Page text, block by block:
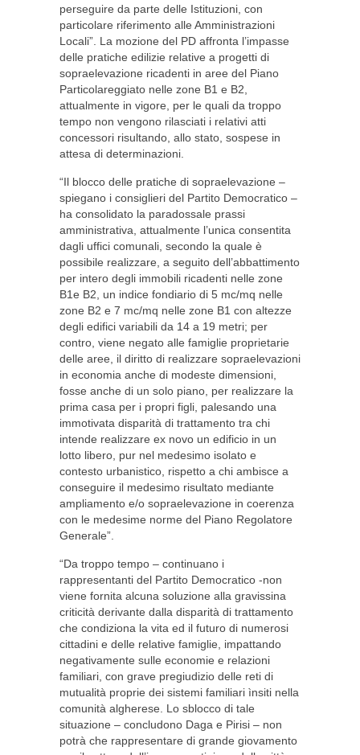
perseguire da parte delle Istituzioni, con
particolare riferimento alle Amministrazioni
Locali”. La mozione del PD affronta l’impasse
delle pratiche edilizie relative a progetti di
sopraelevazione ricadenti in aree del Piano
Particolareggiato nelle zone B1 e B2,
attualmente in vigore, per le quali da troppo
tempo non vengono rilasciati i relativi atti
concessori risultando, allo stato, sospese in
attesa di determinazioni.
“Il blocco delle pratiche di sopraelevazione –
spiegano i consiglieri del Partito Democratico –
ha consolidato la paradossale prassi
amministrativa, attualmente l’unica consentita
dagli uffici comunali, secondo la quale è
possibile realizzare, a seguito dell’abbattimento
per intero degli immobili ricadenti nelle zone
B1e B2, un indice fondiario di 5 mc/mq nelle
zone B2 e 7 mc/mq nelle zone B1 con altezze
degli edifici variabili da 14 a 19 metri; per
contro, viene negato alle famiglie proprietarie
delle aree, il diritto di realizzare sopraelevazioni
in economia anche di modeste dimensioni,
fosse anche di un solo piano, per realizzare la
prima casa per i propri figli, palesando una
immotivata disparità di trattamento tra chi
intende realizzare ex novo un edificio in un
lotto libero, pur nel medesimo isolato e
contesto urbanistico, rispetto a chi ambisce a
conseguire il medesimo risultato mediante
ampliamento e/o sopraelevazione in coerenza
con le medesime norme del Piano Regolatore
Generale”.
“Da troppo tempo – continuano i
rappresentanti del Partito Democratico -non
viene fornita alcuna soluzione alla gravissina
criticità derivante dalla disparità di trattamento
che condiziona la vita ed il futuro di numerosi
cittadini e delle relative famiglie, impattando
negativamente sulle economie e relazioni
familiari, con grave pregiudizio delle reti di
mutualità proprie dei sistemi familiari ìnsiti nella
comunità algherese. Lo sblocco di tale
situazione – concludono Daga e Pirisi – non
potrà che rappresentare di grande giovamento